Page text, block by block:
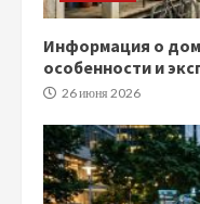
Информация о
особенности и
26 июня 2026